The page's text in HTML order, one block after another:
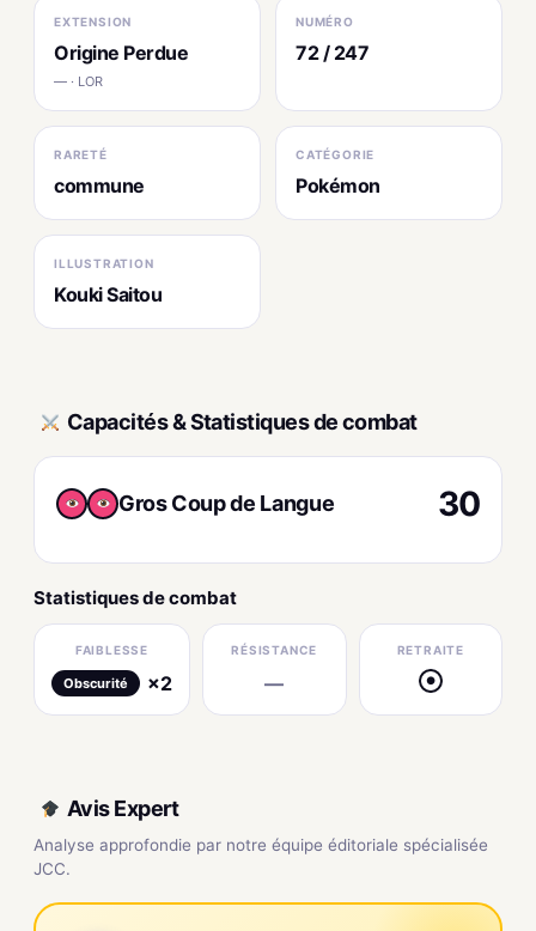
EXTENSION
Origine Perdue
— · LOR
NUMÉRO
72 / 247
RARETÉ
commune
CATÉGORIE
Pokémon
ILLUSTRATION
Kouki Saitou
Capacités & Statistiques de combat
Gros Coup de Langue 30
Statistiques de combat
FAIBLESSE
Obscurité ×2
RÉSISTANCE
—
RETRAITE
●
Avis Expert
Analyse approfondie par notre équipe éditoriale spécialisée
JCC.